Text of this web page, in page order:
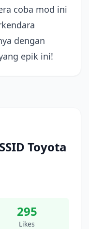
coba mod ini
dengan
epik ini!
Toyota
295
Likes